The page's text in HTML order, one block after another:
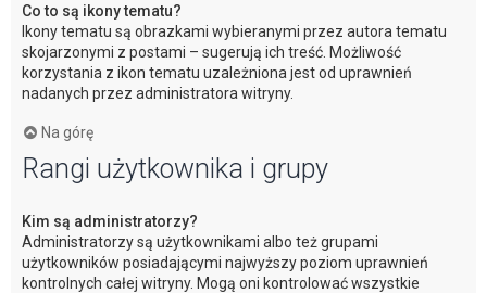
Co to są ikony tematu?
Ikony tematu są obrazkami wybieranymi przez autora tematu
skojarzonymi z postami – sugerują ich treść. Możliwość
korzystania z ikon tematu uzależniona jest od uprawnień
nadanych przez administratora witryny.
Na górę
Rangi użytkownika i grupy
Kim są administratorzy?
Administratorzy są użytkownikami albo też grupami
użytkowników posiadającymi najwyższy poziom uprawnień
kontrolnych całej witryny. Mogą oni kontrolować wszystkie